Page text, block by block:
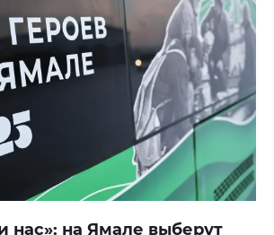
нас»: на Ямале выберут